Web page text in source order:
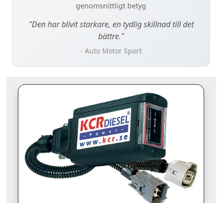
genomsnittligt betyg
"Den har blivit starkare, en tydlig skillnad till det
bättre."
- Auto Motor Sport